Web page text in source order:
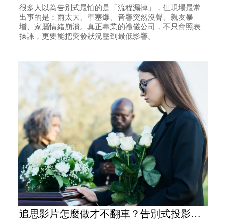
很多人以為告別式最怕的是「流程漏掉」，但現場最常
出事的是：雨太大、車塞爆、音響突然沒聲、親友暴
增、家屬情緒崩潰。真正專業的禮儀公司，不只會照表
操課，更要能把突發狀況壓到最低影響。
追思影片怎麼做才不翻車？告別式投影音